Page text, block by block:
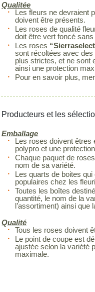
Qualitée
Les fleurs ne devraient
doivent être présents.
Les roses de qualité
doit être vert foncé
Les roses
sont récoltées avec des
plus strictes, et ne sont
ainsi une protection
Pour en savoir plus,
Producteurs et les
Emballage
Les roses doivent êtres
polypro et une
Chaque paquet de
nom de sa variété.
Les quarts de boites
populaires chez les
Toutes les boîtes
quantité, le nom de la
l’assortiment) ainsi que
Qualité
Tous les roses doivent
Le point de coupe est
ajustée selon la variété
maximale.